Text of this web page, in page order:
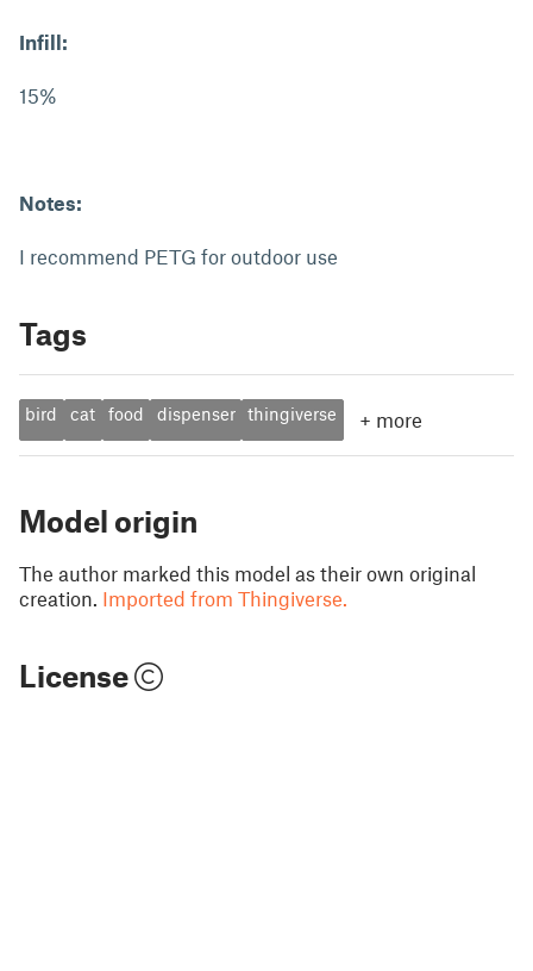
Infill:
15%
Notes:
I recommend PETG for outdoor use
Tags
bird cat food dispenser thingiverse + more
Model origin
The author marked this model as their own original
creation. Imported from Thingiverse.
License